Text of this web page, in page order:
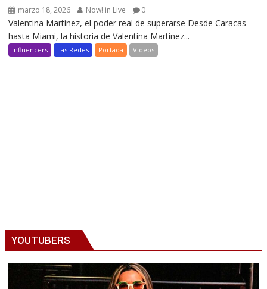
marzo 18, 2026 Now! in Live 0
Valentina Martínez, el poder real de superarse Desde Caracas
hasta Miami, la historia de Valentina Martínez...
Influencers Las Redes Portada Videos
YOUTUBERS